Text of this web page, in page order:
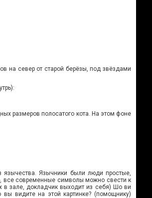
на север от старой берёзы, под звёздами
размеров полосатого кота. На этом фоне
язычества. Язычники были люди простые,
все современные символы можно свести к
в зале, докладчик выходит из себя) Шо ви
вы видите на этой картинке? (помощнику)